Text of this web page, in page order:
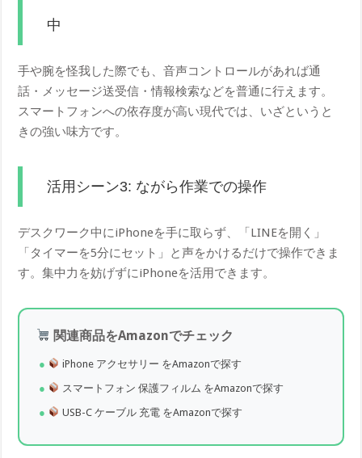
中
手や腕を怪我した際でも、音声コントロールがあれば通
話・メッセージ送受信・情報検索などを普通に行えます。
スマートフォンへの依存度が高い現代では、いざというと
きの強い味方です。
活用シーン3: ながら作業での操作
デスクワーク中にiPhoneを手に取らず、「LINEを開く」
「タイマーを5分にセット」と声をかけるだけで操作できま
す。集中力を妨げずにiPhoneを活用できます。
関連商品をAmazonでチェック
iPhone アクセサリー をAmazonで探す
スマートフォン 保護フィルム をAmazonで探す
USB-C ケーブル 充電 をAmazonで探す